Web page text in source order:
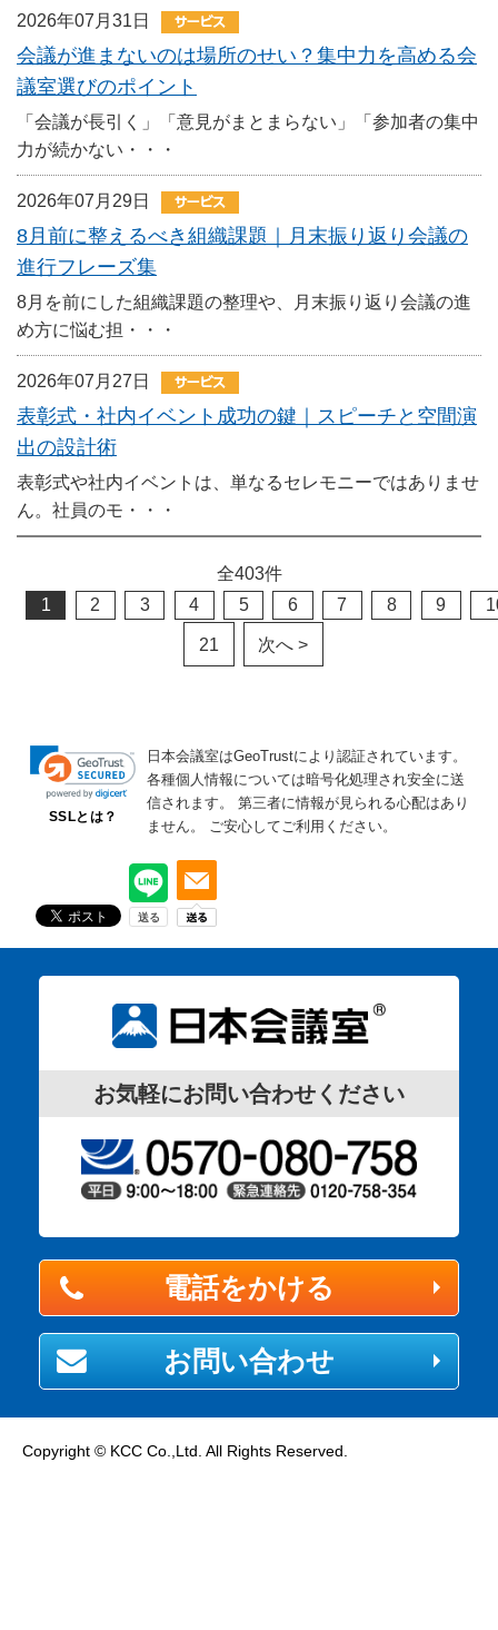
2026年07月31日
会議が進まないのは場所のせい？集中力を高める会
議室選びのポイント
「会議が長引く」「意見がまとまらない」「参加者の集中
力が続かない・・・
2026年07月29日
8月前に整えるべき組織課題｜月末振り返り会議の
進行フレーズ集
8月を前にした組織課題の整理や、月末振り返り会議の進
め方に悩む担・・・
2026年07月27日
表彰式・社内イベント成功の鍵｜スピーチと空間演
出の設計術
表彰式や社内イベントは、単なるセレモニーではありませ
ん。社員のモ・・・
全403件
1
2 3 4 5 6 7 8 9
21 次へ >
SSLとは？
日本会議室はGeoTrustにより認証されています。
各種個人情報については暗号化処理され安全に送
信されます。
第三者に情報が見られる心配はあり
ません。
ご安心してご利用ください。
お気軽にお問い合わせください
電話をかける
お問い合わせ
Copyright © KCC Co.,Ltd. All Rights Reserved.